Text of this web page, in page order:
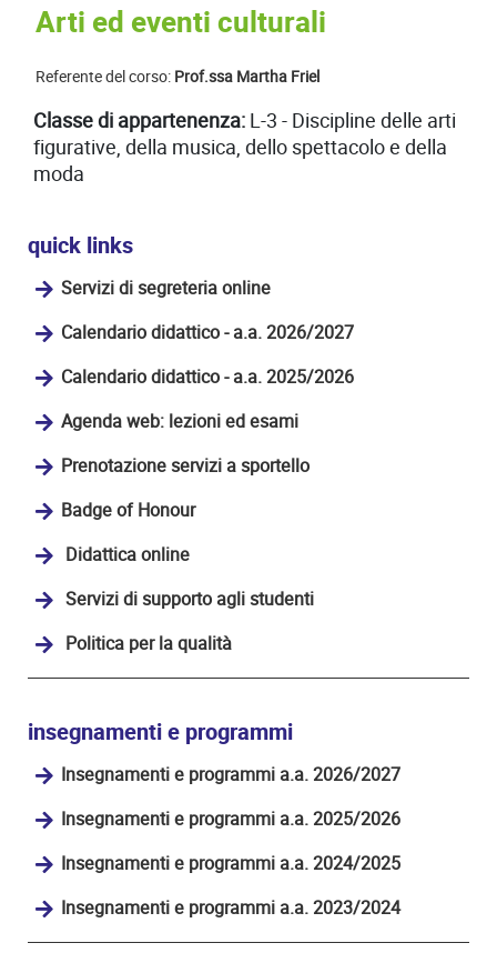
Arti ed eventi culturali
Referente del corso: Prof.ssa Martha Friel
Classe di appartenenza: L-3 - Discipline delle arti
figurative, della musica, dello spettacolo e della
moda
quick links
Servizi di segreteria online
Calendario didattico - a.a. 2026/2027
Calendario didattico - a.a. 2025/2026
Agenda web: lezioni ed esami
Prenotazione servizi a sportello
Badge of Honour
Didattica online
Servizi di supporto agli studenti
Politica per la qualità
insegnamenti e programmi
Insegnamenti e programmi a.a. 2026/2027
Insegnamenti e programmi a.a. 2025/2026
Insegnamenti e programmi a.a. 2024/2025
Insegnamenti e programmi a.a. 2023/2024